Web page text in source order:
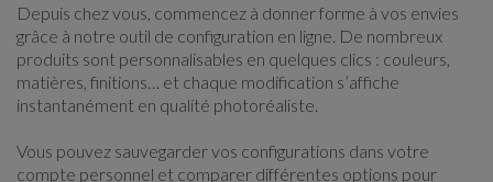
Depuis chez vous, commencez à donner forme à vos envies
grâce à notre outil de configuration en ligne. De nombreux
produits sont personnalisables en quelques clics : couleurs,
matières, finitions… et chaque modification s’affiche
instantanément en qualité photoréaliste.
Vous pouvez sauvegarder vos configurations dans votre
compte personnel et comparer différentes options pour